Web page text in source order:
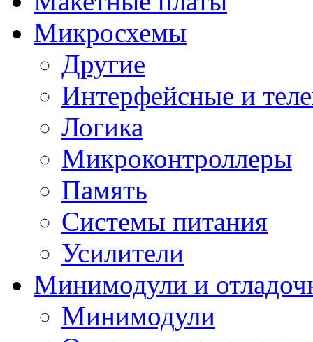
Микросхемы
Другие
Интерфейсные и
Логика
Микроконтроллеры
Память
Системы питания
Усилители
Минимодули и
Минимодули